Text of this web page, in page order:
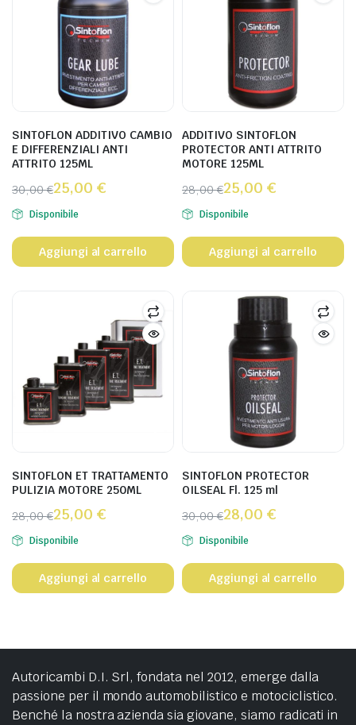
SINTOFLON ADDITIVO CAMBIO
E DIFFERENZIALI ANTI
ATTRITO 125ML
30,00€25,00 €
Disponibile
Aggiungi al carrello
ADDITIVO SINTOFLON
PROTECTOR ANTI ATTRITO
MOTORE 125ML
28,00€25,00 €
Disponibile
Aggiungi al carrello
SINTOFLON ET TRATTAMENTO
PULIZIA MOTORE 250ML
28,00€25,00 €
Disponibile
Aggiungi al carrello
SINTOFLON PROTECTOR
OILSEAL Fl. 125 ml
30,00€28,00 €
Disponibile
Aggiungi al carrello
Autoricambi D.I. Srl, fondata nel 2012, emerge dalla
passione per il mondo automobilistico e motociclistico.
Benché la nostra azienda sia giovane, siamo radicati in